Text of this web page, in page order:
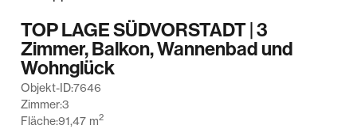
TOP LAGE SÜDVORSTADT | 3
Zimmer, Balkon, Wannenbad und
Wohnglück
Objekt-ID:7646
Zimmer:3
Fläche:91,47 m2